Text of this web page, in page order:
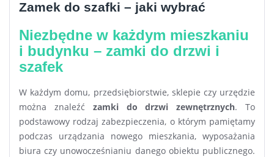
Zamek do szafki – jaki wybrać
Niezbędne w każdym mieszkaniu
i budynku – zamki do drzwi i
szafek
W każdym domu, przedsiębiorstwie, sklepie czy urzędzie
można znaleźć zamki do drzwi zewnętrznych. To
podstawowy rodzaj zabezpieczenia, o którym pamiętamy
podczas urządzania nowego mieszkania, wyposażania
biura czy unowocześnianiu danego obiektu publicznego.